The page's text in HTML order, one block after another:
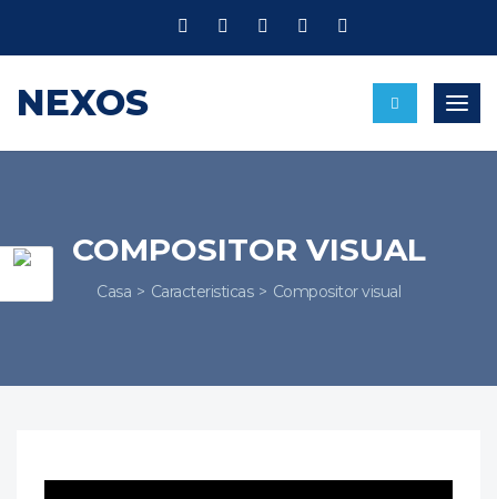
NEXOS
COMPOSITOR VISUAL
Casa Caracteristicas Compositor visual